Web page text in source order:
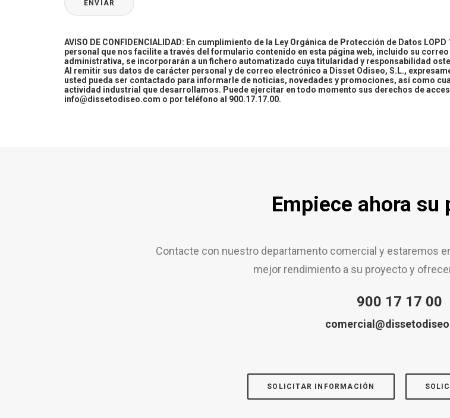
AVISO DE CONFIDENCIALIDAD: En cumplimiento de la Ley Orgánica de Protección de Datos
personal que nos facilite a través del formulario contenido en esta página web, incluido su
administrativa, se incorporarán a un fichero automatizado cuya titularidad y responsabilidad
Al remitir sus datos de carácter personal y de correo electrónico a Disset Odiseo, S.L.,
usted pueda ser contactado para informarle de noticias, novedades y promociones, así como
actividad industrial que desarrollamos. Puede ejercitar en todo momento sus derechos de
info@dissetodiseo.com o por teléfono al 900.17.17.00.
Empiece ahora su
Contacte con nuestro departamento comercial y estaremos
mejor rendimiento a su proyecto y
900 17 17 00
SOLICITAR INFORMACIÓN